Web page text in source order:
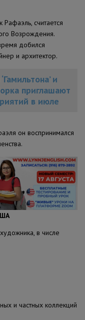
считается
Возрождения.
добился
и архитектор.
и
приглашают
в июле
он воспринимался
в числе
и частных коллекций